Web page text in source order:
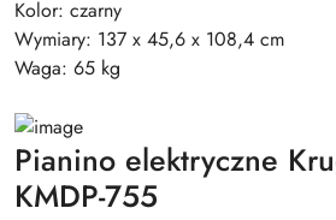
Kolor: czarny
Wymiary: 137 x 45,6 x 108,4 cm
Waga: 65 kg
Pianino elektryczne
KMDP-755